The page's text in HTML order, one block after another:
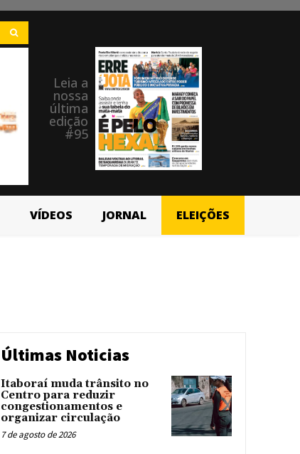
Leia a
nossa
última
edição
#95
VÍDEOS JORNAL ELEIÇÕES
Últimas Noticias
Itaboraí muda trânsito no
Centro para reduzir
congestionamentos e
organizar circulação
7 de agosto de 2026